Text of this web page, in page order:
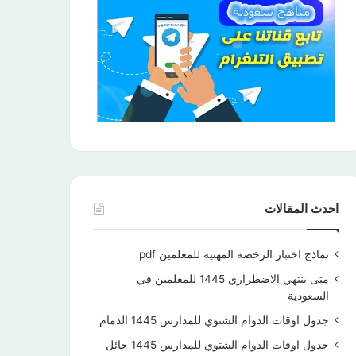
احدث المقالات
نماذج اختبار الرخصة المهنية للمعلمين pdf
متى ينتهي الاضطراري 1445 للمعلمين في
السعودية
جدول اوقات الدوام الشتوي للمدارس 1445 الدمام
جدول اوقات الدوام الشتوي للمدارس 1445 حائل